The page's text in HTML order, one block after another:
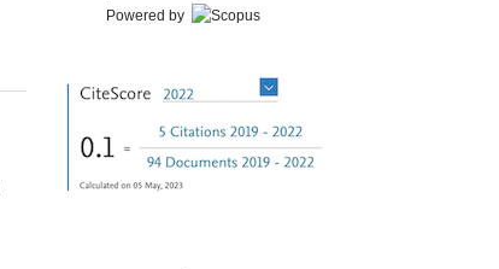
Powered by